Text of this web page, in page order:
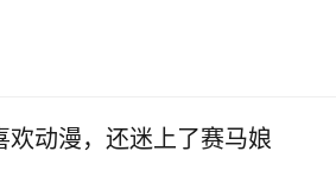
动漫，还迷上了赛马娘